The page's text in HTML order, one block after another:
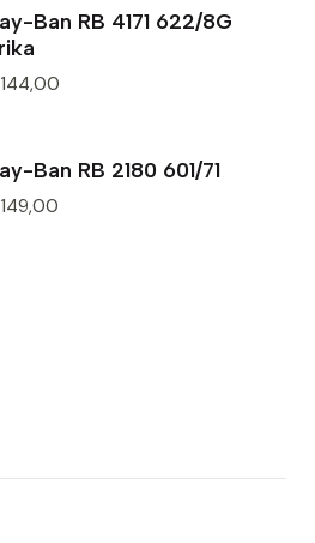
Ban RB 4171 622/8G
Ban RB 2180 601/71